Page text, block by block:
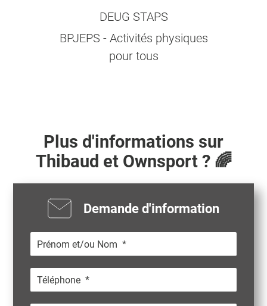
DEUG STAPS
BPJEPS - Activités physiques
pour tous
Plus d'informations sur
Thibaud et Ownsport ? 🌈
Demande d'information